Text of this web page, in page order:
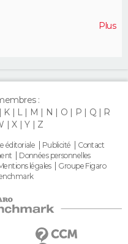
Plus
:
K L M N O P Q
R
X Y Z
éditoriale Publicité
Contact
Données personnelles
légales
Groupe Figaro